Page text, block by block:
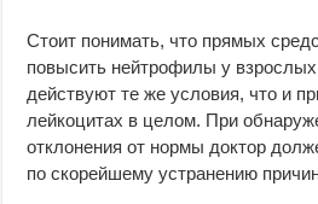
Стоит понимать, что прямых
повысить нейтрофилы у взрослых
действуют те же условия, что и
лейкоцитах в целом. При
отклонения от нормы доктор
по скорейшему устранению